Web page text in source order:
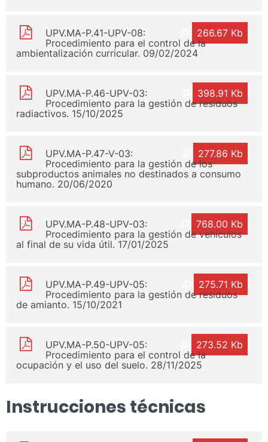
266.67 Kb
UPV.MA-P.41-UPV-08:
Procedimiento para el control de la
ambientalización curricular. 09/02/2024
398.91 Kb
UPV.MA-P.46-UPV-03:
Procedimiento para la gestión de residuos
radiactivos. 15/10/2025
277.86 Kb
UPV.MA-P.47-V-03:
Procedimiento para la gestión de los
subproductos animales no destinados a consumo
humano. 20/06/2020
768.00 Kb
UPV.MA-P.48-UPV-03:
Procedimiento para la gestión de vehículos
al final de su vida útil. 17/01/2025
275.71 Kb
UPV.MA-P.49-UPV-05:
Procedimiento para la gestión de residuos
de amianto. 15/10/2021
273.52 Kb
UPV.MA-P.50-UPV-05:
Procedimiento para el control de la
ocupación y el uso del suelo. 28/11/2025
Instrucciones técnicas